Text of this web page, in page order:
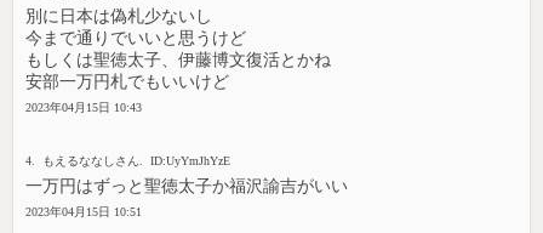
別に日本は偽札少ないし
今まで通りでいいと思うけど
もしくは聖徳太子、伊藤博文復活とかね
安部一万円札でもいいけど
2023年04月15日 10:43
4. もえるななしさん. ID:UyYmJhYzE
一万円はずっと聖徳太子か福沢諭吉がいい
2023年04月15日 10:51